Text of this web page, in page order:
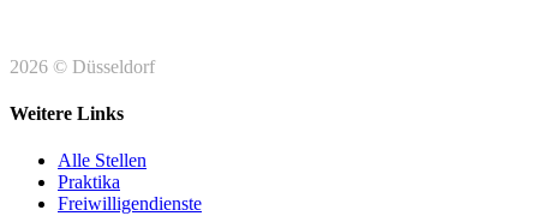
2026 © Düsseldorf
Weitere Links
Alle Stellen
Praktika
Freiwilligendienste